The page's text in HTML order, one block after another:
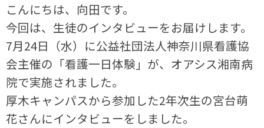
こんにちは、向田です。
今回は、生徒のインタビューをお届けします。
7月24日（水）に公益社団法人神奈川県看護協
会主催の「看護一日体験」が、オアシス湘南病
院で実施されました。
厚木キャンパスから参加した2年次生の宮台萌
花さんにインタビューをしました。